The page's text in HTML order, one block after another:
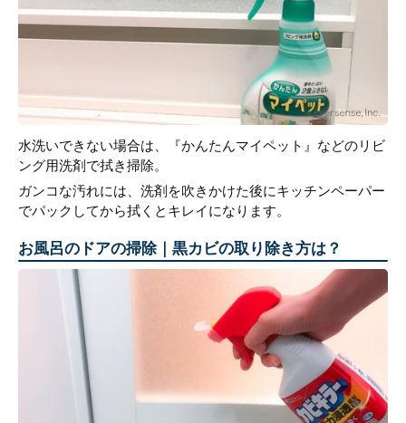
水洗いできない場合は、『かんたんマイペット』などのリビ
ング用洗剤で拭き掃除。
ガンコな汚れには、洗剤を吹きかけた後にキッチンペーパー
でパックしてから拭くとキレイになります。
お風呂のドアの掃除｜黒カビの取り除き方は？